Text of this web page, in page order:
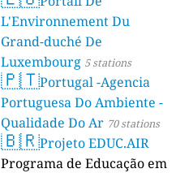
L'Environnement Du
Grand-duché De
Luxembourg 5 stations
🇵🇹Portugal -Agencia
Portuguesa Do Ambiente -
Qualidade Do Ar 70 stations
🇧🇷Projeto EDUC.AIR
Programa de Educação em